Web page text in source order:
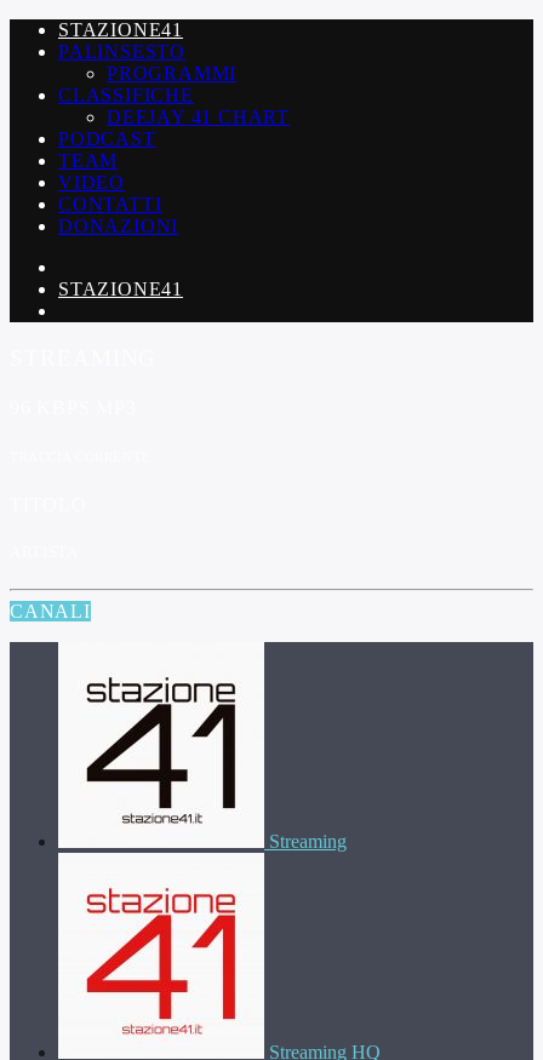
STAZIONE41
PALINSESTO
PROGRAMMI
CLASSIFICHE
DEEJAY 41 CHART
PODCAST
TEAM
VIDEO
CONTATTI
DONAZIONI
STAZIONE41
CANALI
Streaming
Streaming HQ